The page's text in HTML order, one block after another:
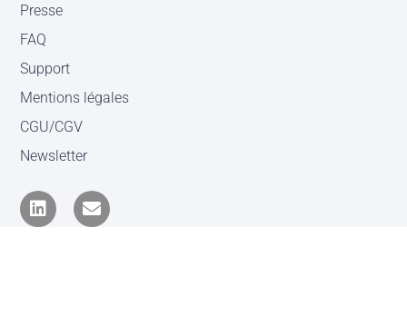
Presse
FAQ
Support
Mentions légales
CGU/CGV
Newsletter